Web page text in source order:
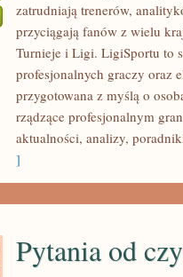
SPORTOWE
zatrudniają trenerów,
przyciągają fanów z wielu
Turnieje i Ligi. LigiSportu to
profesjonalnych graczy oraz
przygotowana z myślą o
rządzące profesjonalnym
aktualności, analizy,
]
Pytania od